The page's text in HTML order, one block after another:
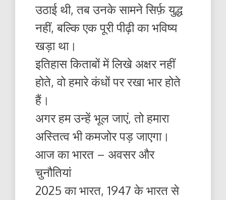
उठाई थी, तब उनके सामने सिर्फ़ युद्ध
नहीं, बल्कि एक पूरी पीढ़ी का भविष्य
खड़ा था।
इतिहास किताबों में लिखे अक्षर नहीं
होते, वो हमारे कंधों पर रखा भार होते
हैं।
अगर हम उन्हें भूल जाएं, तो हमारा
अस्तित्व भी कमजोर पड़ जाएगा।
आज का भारत – अवसर और
चुनौतियां
2025 का भारत, 1947 के भारत से